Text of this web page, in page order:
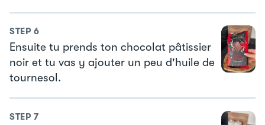
STEP 6
Ensuite tu prends ton chocolat pâtissier
noir et tu vas y ajouter un peu d'huile de
tournesol.
STEP 7